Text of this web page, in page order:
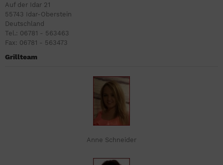
Auf der Idar 21
55743 Idar-Oberstein
Deutschland
Tel.: 06781 - 563463
Fax: 06781 - 563473
Grillteam
Anne Schneider